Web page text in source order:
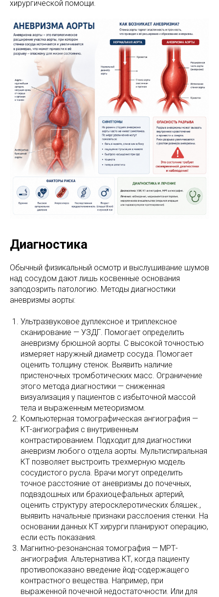
хирургической помощи.
Диагностика
Обычный физикальный осмотр и выслушивание шумов
над сосудом дают лишь косвенные основания
заподозрить патологию. Методы диагностики
аневризмы аорты:
Ультразвуковое дуплексное и триплексное
сканирование — УЗДГ. Помогает определить
аневризму брюшной аорты. С высокой точностью
измеряет наружный диаметр сосуда. Помогает
оценить толщину стенок. Выявить наличие
пристеночных тромботических масс. Ограничение
этого метода диагностики — сниженная
визуализация у пациентов с избыточной массой
тела и выраженным метеоризмом.
Компьютерная томографическая ангиография —
КТ-ангиография с внутривенным
контрастированием. Подходит для диагностики
аневризм любого отдела аорты. Мультиспиральная
КТ позволяет выстроить трехмерную модель
сосудистого русла. Врачи могут определить
точное расстояние от аневризмы до почечных,
подвздошных или брахиоцефальных артерий,
оценить структуру атеросклеротических бляшек.,
выявить начальные признаки расслоения стенки. На
основании данных КТ хирурги планируют операцию,
если есть показания.
Магнитно-резонансная томография — МРТ-
ангиография. Альтернатива КТ, когда пациенту
противопоказано введение йод-содержащего
контрастного вещества. Например, при
выраженной почечной недостаточности. Или для